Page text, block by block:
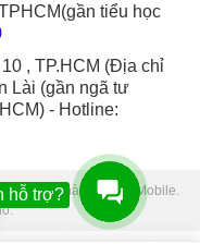
tiểu học
, TP.HCM (Địa chỉ
Lài (gần ngã tư
- Hotline:
động Thành Trung Mobile.
hỗ trợ?